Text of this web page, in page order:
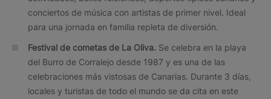
conciertos de música con artistas de primer nivel. Ideal
para una jornada en familia repleta de diversión.
Festival de cometas de La Oliva. Se celebra en la playa
del Burro de Corralejo desde 1987 y es una de las
celebraciones más vistosas de Canarias. Durante 3 días,
locales y turistas de todo el mundo se da cita en este